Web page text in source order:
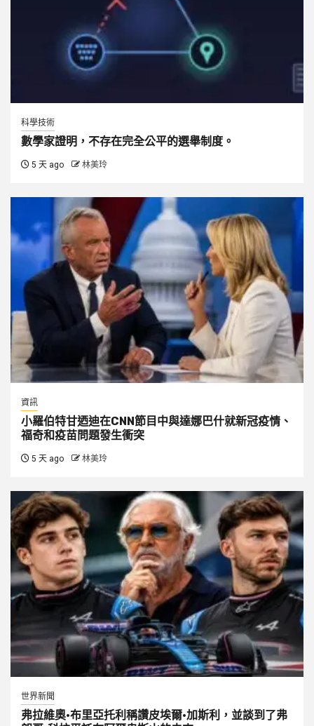
科學技術
數學家證明，不存在完全公平的選舉制度。
5 天 ago 林美玲
資訊
小羅伯特甘迺迪在CNN節目中與達娜巴什就新冠疫情、
福奇和疫苗問題發生衝突
5 天 ago 林美玲
世界新聞
弗拉維奧·布里亞托利稱讚皮埃爾·加斯利，並談到了弗